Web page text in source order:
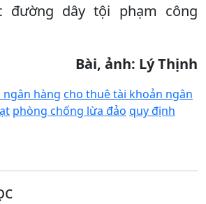
đường dây tội phạm công
Bài, ảnh: Lý Thịnh
hàng cho thuê tài khoản ngân
phòng chống lừa đảo quy định